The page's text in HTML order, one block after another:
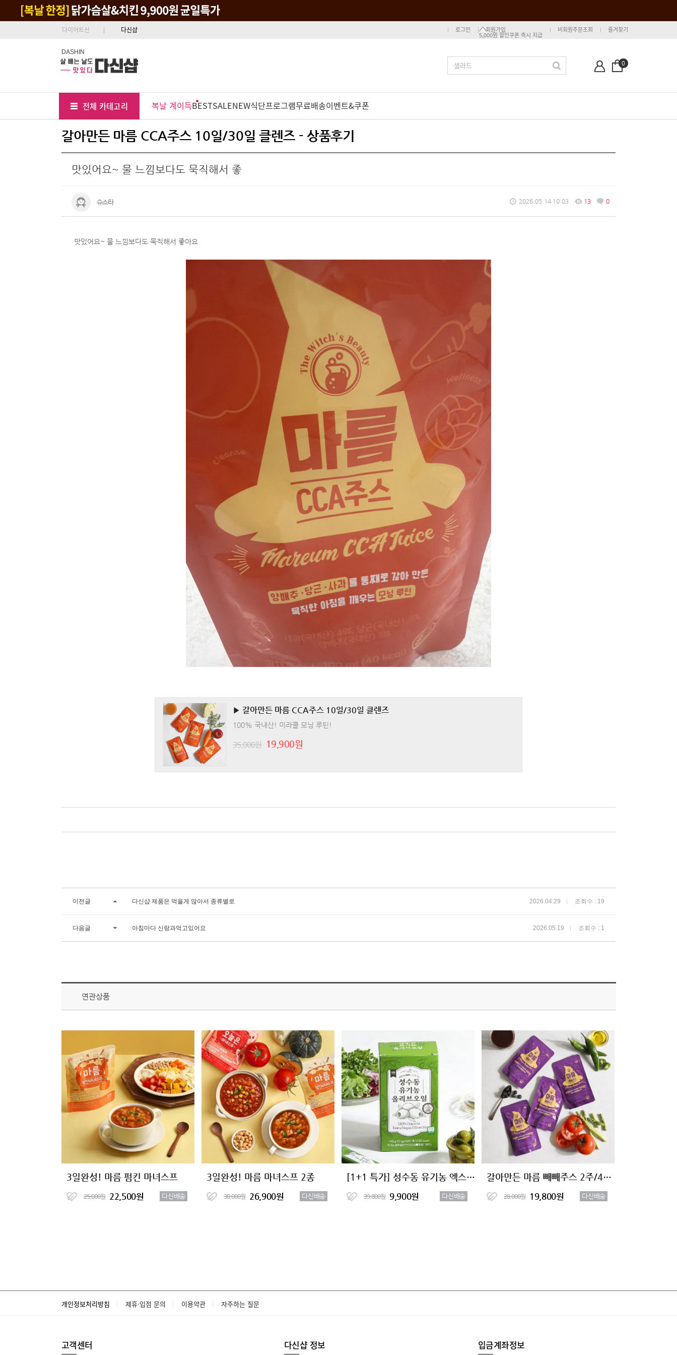
다이어트신 다신샵 로그인 회원가입
5,000원 할인쿠폰 즉시 지급
비회원주문조회 즐겨찾기
DASHIN
0
전체 카테고리 복날 계이득BESTSALENEW식단프로그램무료배송이벤트&쿠폰
갈아만든 마름 CCA주스 10일/30일 클렌즈 - 상품후기
맛있어요~ 물 느낌보다도 묵직해서 좋
슈스타 2026.05.14 10:03 13 0
맛있어요~ 물 느낌보다도 묵직해서 좋아요
▶ 갈아만든 마름 CCA주스 10일/30일 클렌즈
100% 국내산! 미라클 모닝 루틴!
35,000원 19,900원
이전글 다신샵 제품은 먹을게 많아서 종류별로 2026.04.29 조회수 : 19
다음글 아침마다 신랑과먹고있어요 2026.05.19 조회수 : 1
연관상품
3일완성! 마름 펌킨 마녀스프
25,000원 22,500원 다신배송
3일완성! 마름 마녀스프 2종
30,000원 26,900원 다신배송
[1+1 특가] 성수동 유기농 엑스트라버진 올리브오일 100%
39,800원 9,900원 다신배송
갈아만든 마름 빼빼주스 2주/4주 클렌즈
28,000원 19,800원 다신배송
개인정보처리방침 제휴·입점 문의 이용약관 자주하는 질문
고객센터 다신샵 정보 입금계좌정보